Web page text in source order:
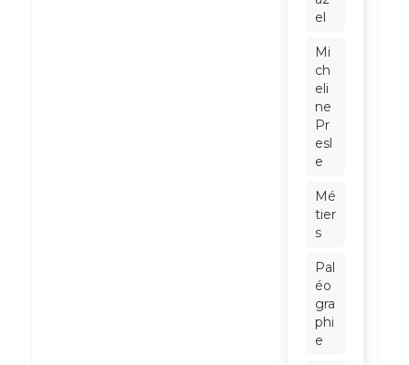
el
Mi
ch
eli
ne
Pr
esl
e
Mé
tier
s
Pal
éo
gra
phi
e